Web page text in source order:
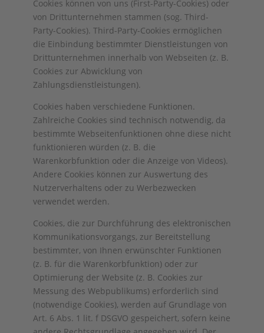
Cookies können von uns (First-Party-Cookies) oder
von Drittunternehmen stammen (sog. Third-
Party-Cookies). Third-Party-Cookies ermöglichen
die Einbindung bestimmter Dienstleistungen von
Drittunternehmen innerhalb von Webseiten (z. B.
Cookies zur Abwicklung von
Zahlungsdienstleistungen).
Cookies haben verschiedene Funktionen.
Zahlreiche Cookies sind technisch notwendig, da
bestimmte Webseitenfunktionen ohne diese nicht
funktionieren würden (z. B. die
Warenkorbfunktion oder die Anzeige von Videos).
Andere Cookies können zur Auswertung des
Nutzerverhaltens oder zu Werbezwecken
verwendet werden.
Cookies, die zur Durchführung des elektronischen
Kommunikationsvorgangs, zur Bereitstellung
bestimmter, von Ihnen erwünschter Funktionen
(z. B. für die Warenkorbfunktion) oder zur
Optimierung der Website (z. B. Cookies zur
Messung des Webpublikums) erforderlich sind
(notwendige Cookies), werden auf Grundlage von
Art. 6 Abs. 1 lit. f DSGVO gespeichert, sofern keine